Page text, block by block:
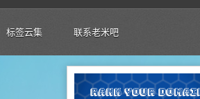
标签云集 联系老米吧